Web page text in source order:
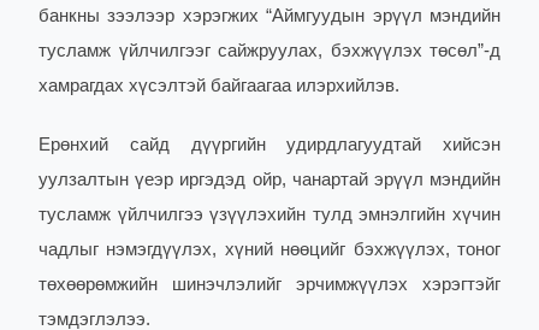
банкны зээлээр хэрэгжих “Аймгуудын эрүүл мэндийн
тусламж үйлчилгээг сайжруулах, бэхжүүлэх төсөл”-д
хамрагдах хүсэлтэй байгаагаа илэрхийлэв.
Ерөнхий сайд дүүргийн удирдлагуудтай хийсэн
уулзалтын үеэр иргэдэд ойр, чанартай эрүүл мэндийн
тусламж үйлчилгээ үзүүлэхийн тулд эмнэлгийн хүчин
чадлыг нэмэгдүүлэх, хүний нөөцийг бэхжүүлэх, тоног
төхөөрөмжийн шинэчлэлийг эрчимжүүлэх хэрэгтэйг
тэмдэглэлээ.